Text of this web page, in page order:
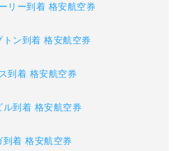
リー到着 格安航空券
トン到着 格安航空券
到着 格安航空券
ル到着 格安航空券
到着 格安航空券